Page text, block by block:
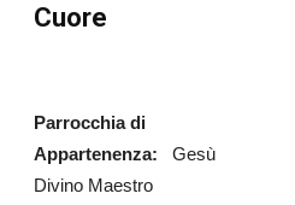
Cuore
Parrocchia di
Appartenenza: Gesù
Divino Maestro